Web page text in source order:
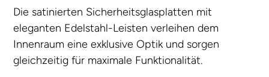
Die satinierten Sicherheitsglasplatten mit
eleganten Edelstahl-Leisten verleihen dem
Innenraum eine exklusive Optik und sorgen
gleichzeitig für maximale Funktionalität.